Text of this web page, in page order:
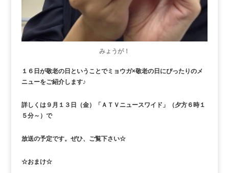
みょうが！
１６日が敬老の日ということでミョウガ×敬老の日にぴったりのメ
ニューをご紹介します♪
詳しくは９月１３日（金）「ＡＴＶニュースワイド」（夕方６時１
５分～）で
放送の予定です。ぜひ、ご覧下さい☆
☆おまけ☆